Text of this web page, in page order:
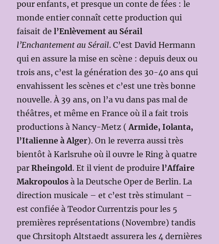
pour enfants, et presque un conte de fées : le
monde entier connaît cette production qui
faisait del’Enlèvement au Sérail
l’Enchantement au Sérail. C’est David Hermann
qui en assure la mise en scène : depuis deux ou
trois ans, c’est la génération des 30-40 ans qui
envahissent les scènes et c’est une très bonne
nouvelle. À 39 ans, on l’a vu dans pas mal de
théâtres, et même en France où il a fait trois
productions à Nancy-Metz (Armide, Iolanta,
l’Italienne à Alger). On le reverra aussi très
bientôt à Karlsruhe où il ouvre le Ring à quatre
parRheingold. Et il vient de produirel’Affaire
Makropoulos à la Deutsche Oper de Berlin. La
direction musicale – et c’est très stimulant –
est confiée à Teodor Currentzis pour les 5
premières représentations (Novembre) tandis
que Chrsitoph Altstaedt assurera les 4 dernières